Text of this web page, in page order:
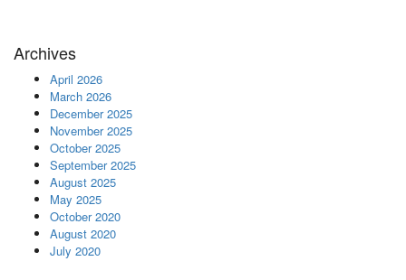
Archives
April 2026
March 2026
December 2025
November 2025
October 2025
September 2025
August 2025
May 2025
October 2020
August 2020
July 2020